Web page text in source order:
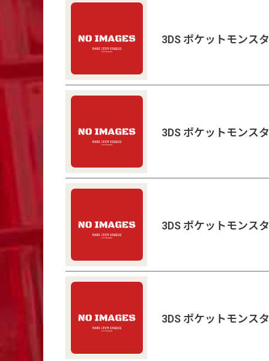
3DS ポケットモンス
3DS ポケットモンス
3DS ポケットモンス
3DS ポケットモンス